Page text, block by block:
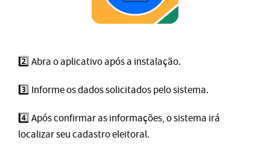
2️⃣ Abra o aplicativo após a instalação.
3️⃣ Informe os dados solicitados pelo sistema.
4️⃣ Após confirmar as informações, o sistema irá
localizar seu cadastro eleitoral.